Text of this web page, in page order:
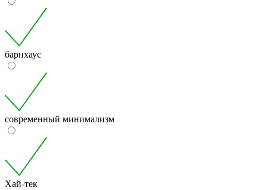
барнхаус
современный минимализм
Хай-тек